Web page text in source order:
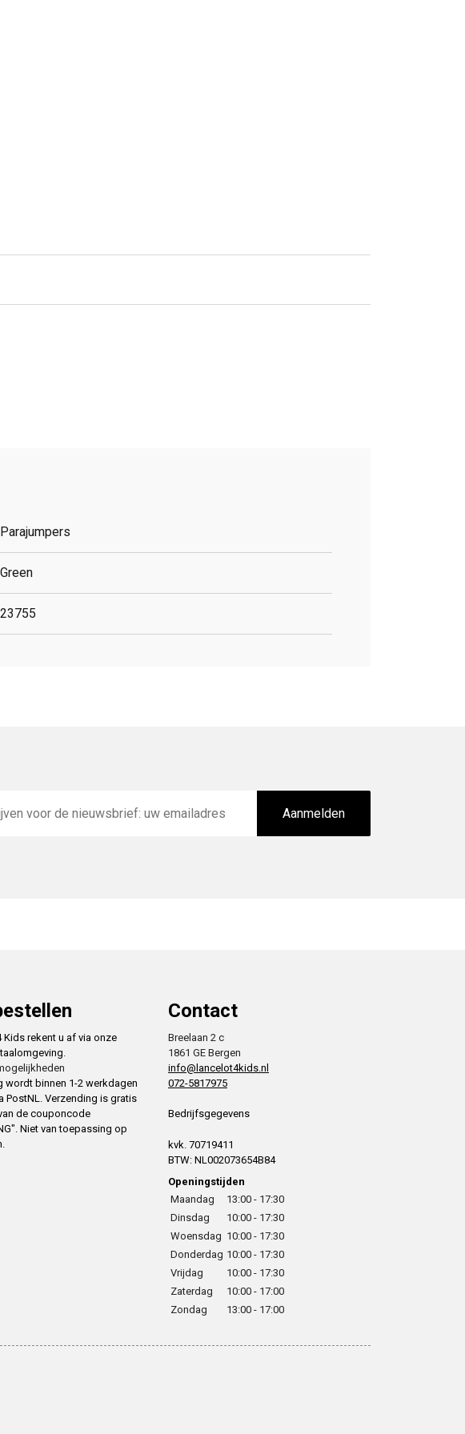
Parajumpers
Green
23755
Aanmelden
Kids rekent u af via onze
wordt binnen 1-2 werkdagen
PostNL. Verzending is gratis
de couponcode
Niet van toepassing op
Contact
Breelaan 2 c
1861 GE Bergen
info@lancelot4kids.nl
072-5817975
Bedrijfsgegevens
kvk. 70719411
BTW: NL002073654B84
Openingstijden
Maandag
13:00 - 17:30
Dinsdag
10:00 - 17:30
Woensdag 10:00 - 17:30
Donderdag 10:00 - 17:30
Vrijdag
10:00 - 17:30
Zaterdag
10:00 - 17:00
Zondag
13:00 - 17:00